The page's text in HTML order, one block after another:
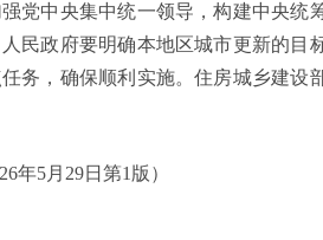
中央集中统一领导，构建中央统
民政府要明确本地区城市更新的目
务，确保顺利实施。住房城乡建设
年5月29日第1版）